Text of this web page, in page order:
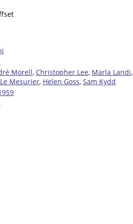
Morell, Christopher Lee, Marla Landi,
Mesurier, Helen Goss, Sam Kydd